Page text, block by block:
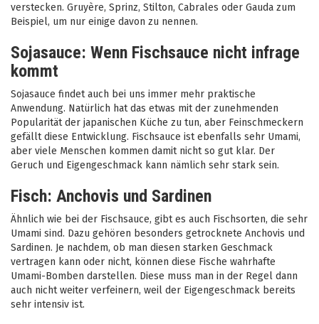
verstecken. Gruyère, Sprinz, Stilton, Cabrales oder Gauda zum
Beispiel, um nur einige davon zu nennen.
Sojasauce: Wenn Fischsauce nicht infrage
kommt
Sojasauce findet auch bei uns immer mehr praktische
Anwendung. Natürlich hat das etwas mit der zunehmenden
Popularität der japanischen Küche zu tun, aber Feinschmeckern
gefällt diese Entwicklung. Fischsauce ist ebenfalls sehr Umami,
aber viele Menschen kommen damit nicht so gut klar. Der
Geruch und Eigengeschmack kann nämlich sehr stark sein.
Fisch: Anchovis und Sardinen
Ähnlich wie bei der Fischsauce, gibt es auch Fischsorten, die sehr
Umami sind. Dazu gehören besonders getrocknete Anchovis und
Sardinen. Je nachdem, ob man diesen starken Geschmack
vertragen kann oder nicht, können diese Fische wahrhafte
Umami-Bomben darstellen. Diese muss man in der Regel dann
auch nicht weiter verfeinern, weil der Eigengeschmack bereits
sehr intensiv ist.